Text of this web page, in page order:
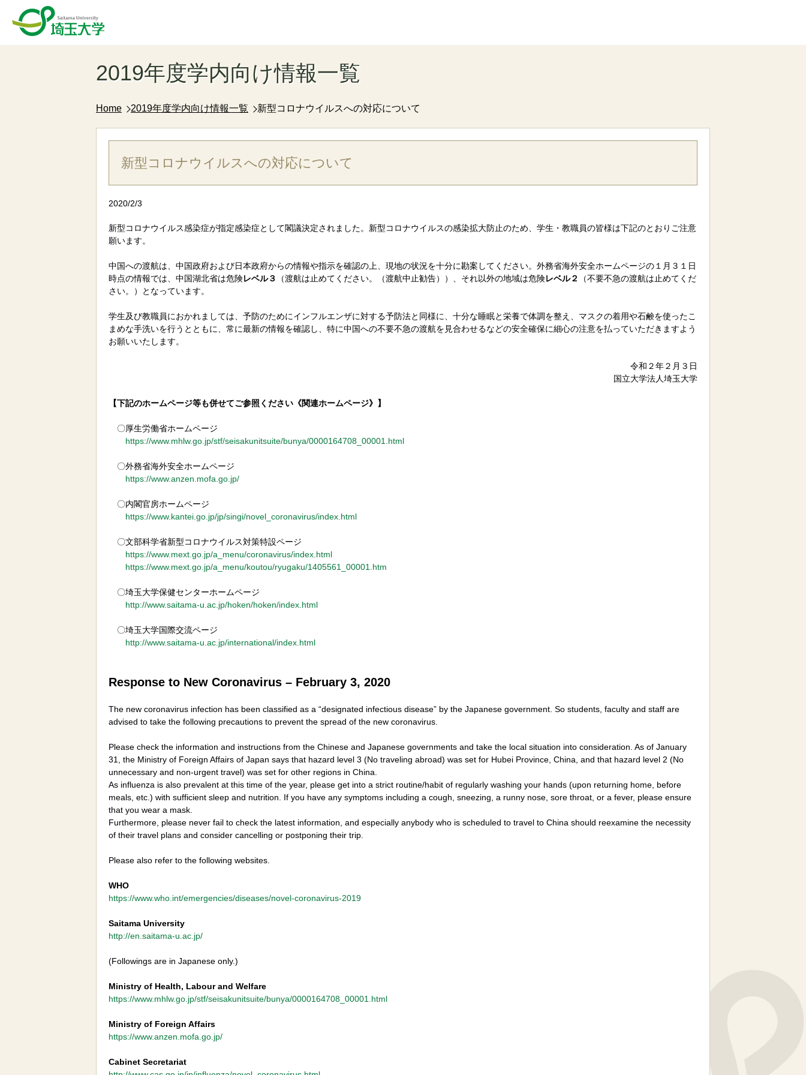
2019年度学内向け情報一覧
Home 2019年度学内向け情報一覧 新型コロナウイルスへの対応について
新型コロナウイルスへの対応について
2020/2/3
新型コロナウイルス感染症が指定感染症として閣議決定されました。新型コロナウイルスの感染拡大防止のため、学生・教職員の皆様は下記のとおりご注意
願います。
中国への渡航は、中国政府および日本政府からの情報や指示を確認の上、現地の状況を十分に勘案してください。外務省海外安全ホームページの１月３１日
時点の情報では、中国湖北省は危険レベル３ （渡航は止めてください。（渡航中止勧告））、それ以外の地域は危険レベル２
（不要不急の渡航は止めてくだ
さい。）となっています。
学生及び教職員におかれましては、予防のためにインフルエンザに対する予防法と同様に、十分な睡眠と栄養で体調を整え、マスクの着用や石鹸を使ったこ
まめな手洗いを行うとともに、常に最新の情報を確認し、特に中国への不要不急の渡航を見合わせるなどの安全確保に細心の注意を払っていただきますよう
お願いいたします。
令和２年２月３日
国立大学法人埼玉大学
【下記のホームページ等も併せてご参照ください《関連ホームページ》】
〇厚生労働省ホームページ
https://www.mhlw.go.jp/stf/seisakunitsuite/bunya/0000164708_00001.html
〇外務省海外安全ホームページ
https://www.anzen.mofa.go.jp/
〇内閣官房ホームページ
https://www.kantei.go.jp/jp/singi/novel_coronavirus/index.html
〇文部科学省新型コロナウイルス対策特設ページ
https://www.mext.go.jp/a_menu/coronavirus/index.html
https://www.mext.go.jp/a_menu/koutou/ryugaku/1405561_00001.htm
〇埼玉大学保健センターホームページ
http://www.saitama-u.ac.jp/hoken/hoken/index.html
〇埼玉大学国際交流ページ
http://www.saitama-u.ac.jp/international/index.html
Response to New Coronavirus – February 3, 2020
The new coronavirus infection has been classified as a “designated infectious disease” by the Japanese government. So students, faculty and staff are
advised to take the following precautions to prevent the spread of the new coronavirus.
Please check the information and instructions from the Chinese and Japanese governments and take the local situation into consideration. As of January
31, the Ministry of Foreign Affairs of Japan says that hazard level 3 (No traveling abroad) was set for Hubei Province, China, and that hazard level 2 (No
unnecessary and non-urgent travel) was set for other regions in China.
As influenza is also prevalent at this time of the year, please get into a strict routine/habit of regularly washing your hands (upon returning home, before
meals, etc.) with sufficient sleep and nutrition. If you have any symptoms including a cough, sneezing, a runny nose, sore throat, or a fever, please ensure
that you wear a mask.
Furthermore, please never fail to check the latest information, and especially anybody who is scheduled to travel to China should reexamine the necessity
of their travel plans and consider cancelling or postponing their trip.
Please also refer to the following websites.
WHO
https://www.who.int/emergencies/diseases/novel-coronavirus-2019
Saitama University
http://en.saitama-u.ac.jp/
(Followings are in Japanese only.)
Ministry of Health, Labour and Welfare
https://www.mhlw.go.jp/stf/seisakunitsuite/bunya/0000164708_00001.html
Ministry of Foreign Affairs
https://www.anzen.mofa.go.jp/
Cabinet Secretariat